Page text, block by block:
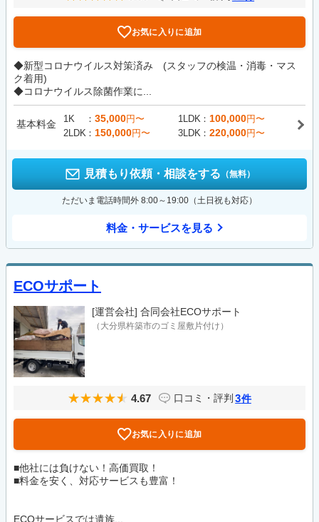
お気に入りに追加
◆新型コロナウイルス対策済み (スタッフの検温・消毒・マス
ク着用)
◆コロナウイルス除菌作業に...
基本料金 1K 35,000円〜 1LDK 100,000円〜
2LDK
150,000円〜 3LDK 220,000円〜
見積もり依頼・相談をする （無料）
ただいま電話時間外 8:00～19:00（土日祝も対応）
料金・サービスを見る
ECOサポート
[運営会社] 合同会社ECOサポート
（大分県杵築市のゴミ屋敷片付け）
4.67 口コミ・評判 3件
お気に入りに追加
■他社には負けない！高価買取！
■料金を安く、対応サービスも豊富！
ECOサービスでは遺族...